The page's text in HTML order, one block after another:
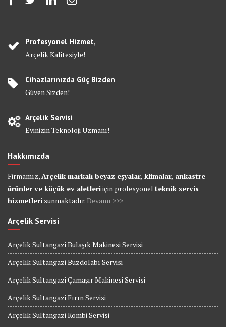
Profesyonel Hizmet,
Arçelik Kalitesiyle!
Cihazlarınızda Güç Bizden
Güven Sizden!
Arçelik Servisi
Evinizin Teknoloji Uzmanı!
Hakkımızda
Firmamız,Arçelik markalı beyaz eşyalar, klimalar, ankastre
ürünler ve küçük ev aletleriiçin profesyonel teknik servis
hizmetleri sunmaktadır.Devamı >>>
Arçelik Servisi
Arçelik Sultangazi Bulaşık Makinesi Servisi
Arçelik Sultangazi Buzdolabı Servisi
Arçelik Sultangazi Çamaşır Makinesi Servisi
Arçelik Sultangazi Fırın Servisi
Arçelik Sultangazi Kombi Servisi